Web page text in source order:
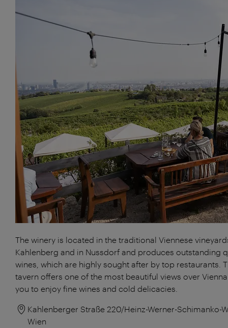
The winery is located in the traditional Viennese
Kahlenberg and in Nussdorf and produces outstanding
wines, which are highly sought after by top restaurants.
tavern offers one of the most beautiful views over
you to enjoy fine wines and cold delicacies.
Kahlenberger Straße 220/Heinz-Werner-Schimanko-
Wien